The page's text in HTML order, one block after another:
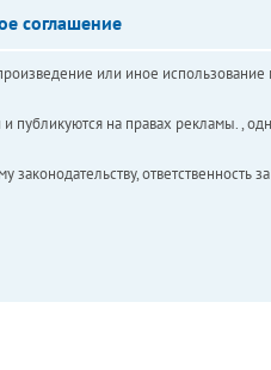
соглашение
или иное
на правах рекламы. ,
ответственность